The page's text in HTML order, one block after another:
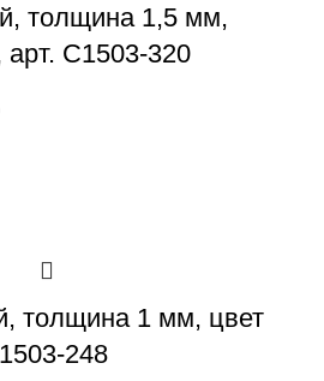
толщина 1,5 мм,
С1503-320
толщина 1 мм, цвет
248